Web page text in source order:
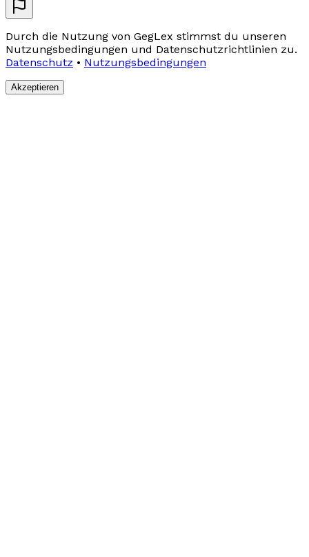
Durch die Nutzung von GegLex stimmst du unseren
Nutzungsbedingungen und Datenschutzrichtlinien zu.
Datenschutz • Nutzungsbedingungen
Akzeptieren